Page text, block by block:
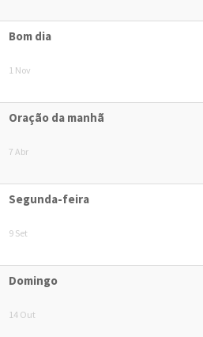
Bom dia
1 Nov
Oração da manhã
7 Abr
Segunda-feira
9 Set
Domingo
14 Out